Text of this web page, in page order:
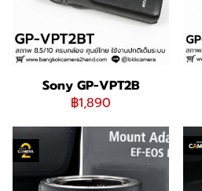
Sony GP-VPT2B
฿1,890